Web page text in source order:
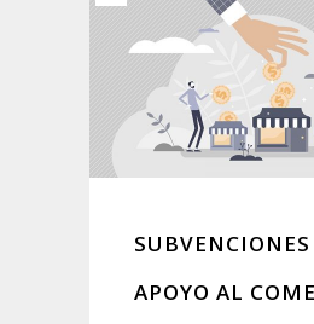
SUBVENCIONES
APOYO AL